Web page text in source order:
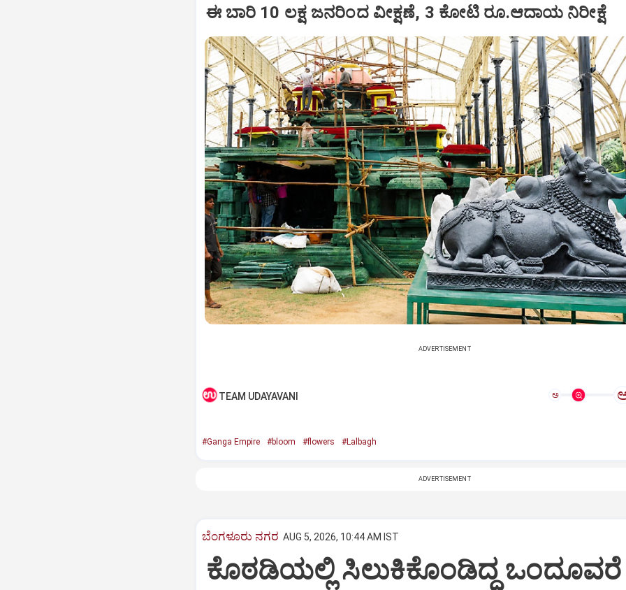
ಈ ಬಾರಿ 10 ಲಕ್ಷ ಜನರಿಂದ ವೀಕ್ಷಣೆ, 3 ಕೋಟಿ ರೂ.ಆದಾಯ ನಿರೀಕ್ಷೆ
ADVERTISEMENT
TEAM UDAYAVANI ಅ
#Ganga Empire #bloom #flowers #Lalbagh
ADVERTISEMENT
ಬೆಂಗಳೂರು ನಗರ AUG 5, 2026, 10:44 AM IST
ಕೊಠಡಿಯಲ್ಲಿ ಸಿಲುಕಿಕೊಂಡಿದ್ದ ಒಂದೂವರೆ